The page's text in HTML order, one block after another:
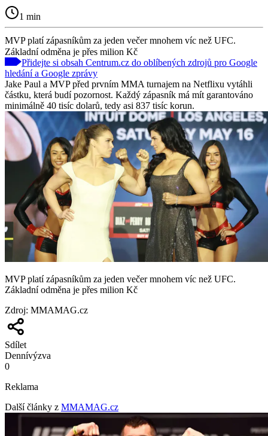
1 min
MVP platí zápasníkům za jeden večer mnohem víc než UFC.
Základní odměna je přes milion Kč
Přidejte si obsah Centrum.cz do oblíbených zdrojů pro Google
hledání a Google zprávy
Jake Paul a MVP před prvním MMA turnajem na Netflixu vytáhli
částku, která budí pozornost. Každý zápasník má mít garantováno
minimálně 40 tisíc dolarů, tedy asi 837 tisíc korun.
MVP platí zápasníkům za jeden večer mnohem víc než UFC.
Základní odměna je přes milion Kč
Zdroj: MMAMAG.cz
Sdílet
Dennívýzva
0
Reklama
Další články z MMAMAG.cz